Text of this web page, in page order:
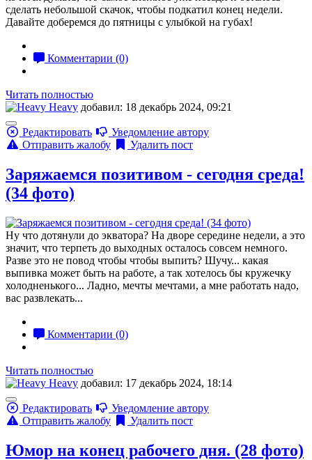
сделать небольшой скачок, чтобы подкатил конец недели.
Давайте доберемся до пятницы с улыбкой на губах!
Комментарии (0)
Читать полностью
Heavy добавил: 18 декабрь 2024, 09:21
Редактировать
Уведомление автору
Отправить жалобу
Удалить пост
Заряжаемся позитивом - сегодня среда!
(34 фото)
Ну что дотянули до экватора? На дворе середине недели, а это
значит, что терпеть до выходных осталось совсем немного.
Разве это не повод чтобы чтобы выпить? Шучу... какая
выпивка может быть на работе, а так хотелось бы кружечку
холодненького... Ладно, мечты мечтами, а мне работать надо,
вас развлекать...
Комментарии (0)
Читать полностью
Heavy добавил: 17 декабрь 2024, 18:14
Редактировать
Уведомление автору
Отправить жалобу
Удалить пост
Юмор на конец рабочего дня. (28 фото)